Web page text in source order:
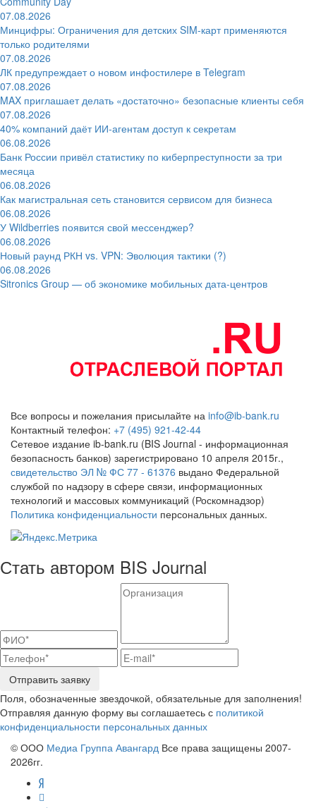
07.08.2026
Минцифры: Ограничения для детских SIM-карт применяются
только родителями
07.08.2026
ЛК предупреждает о новом инфостилере в Telegram
07.08.2026
MAX приглашает делать «достаточно» безопасные клиенты себя
07.08.2026
40% компаний даёт ИИ‑агентам доступ к секретам
06.08.2026
Банк России привёл статистику по киберпреступности за три
месяца
06.08.2026
Как магистральная сеть становится сервисом для бизнеса
06.08.2026
У Wildberries появится свой мессенджер?
06.08.2026
Новый раунд РКН vs. VPN: Эволюция тактики (?)
06.08.2026
Sitronics Group — об экономике мобильных дата-центров
Все вопросы и пожелания присылайте на info@ib-bank.ru
Контактный телефон: +7 (495) 921-42-44
Сетевое издание ib-bank.ru (BIS Journal - информационная
безопасность банков) зарегистрировано 10 апреля 2015г.,
свидетельство ЭЛ № ФС 77 - 61376 выдано Федеральной
службой по надзору в сфере связи, информационных
технологий и массовых коммуникаций (Роскомнадзор)
Политика конфиденциальности персональных данных.
Стать автором BIS Journal
Отправить заявку
Поля, обозначенные звездочкой, обязательные для заполнения!
Отправляя данную форму вы соглашаетесь с политикой
конфиденциальности персональных данных
© ООО Медиа Группа Авангард Все права защищены 2007-
2026гг.